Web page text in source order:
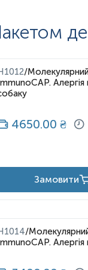
не залежить від
що дає
/
Алергія
4650.00 ₴
Замовити
/
Алергія